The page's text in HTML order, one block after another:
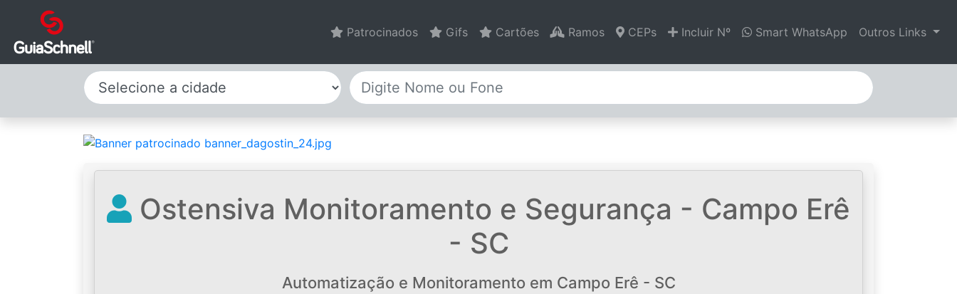
Patrocinados Gifs Cartões Ramos CEPs Incluir Nº Smart WhatsApp Outros Links
Selecione a cidade
Ostensiva Monitoramento e Segurança - Campo Erê
- SC
Automatização e Monitoramento em Campo Erê - SC